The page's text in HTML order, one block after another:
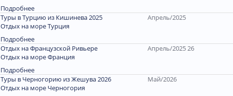
Подробнее
Туры в Турцию из Кишинева 2025
Отдых на море Турция
Подробнее
Апрель/2025
Отдых на Французской Ривьере
Отдых на море Франция
Подробнее
Апрель/2025 26
Туры в Черногорию из Жешува 2026
Отдых на море Черногория
Май/2026